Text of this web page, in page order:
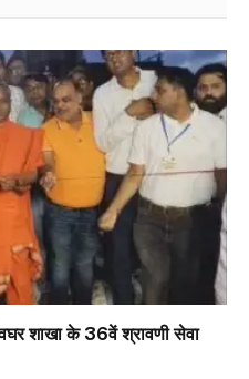
शाखा के 36वें श्रावणी सेवा